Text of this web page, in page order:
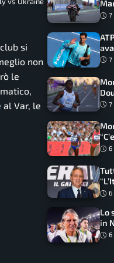
si
non
le
al Var, le
7
7
7
le 6
6
Lo
in
6